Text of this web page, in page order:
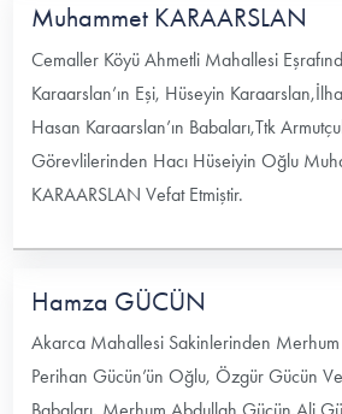
Muhammet KARAARSLAN
Cemaller Köyü Ahmetli Mahallesi
Karaarslan’ın Eşi, Hüseyin
Hasan Karaarslan’ın Babaları,Ttk
Görevlilerinden Hacı Hüseiyin Oğlu
KARAARSLAN Vefat Etmiştir.
Hamza GÜCÜN
Akarca Mahallesi Sakinlerinden
Perihan Gücün’ün Oğlu, Özgür Gücün